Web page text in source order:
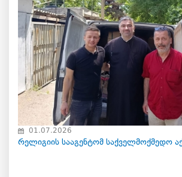
01.07.2026
რელიგიის სააგენტომ საქველმოქმედო